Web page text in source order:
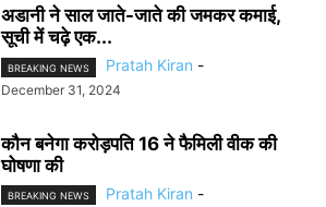
अडानी ने साल जाते-जाते की जमकर कमाई,
सूची में चढ़े एक...
BREAKING NEWS Pratah Kiran -
December 31, 2024
कौन बनेगा करोड़पति 16 ने फैमिली वीक की
घोषणा की
BREAKING NEWS Pratah Kiran -